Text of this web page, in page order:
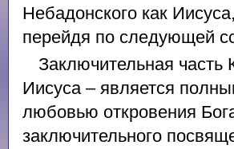
Небадонского как
перейдя по следующей
Заключительная часть
Иисуса – является
любовью откровения
заключительного